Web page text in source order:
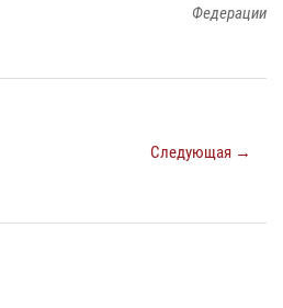
Федерации
Следующая →